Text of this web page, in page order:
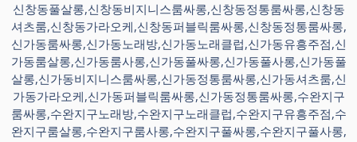
신창동풀살롱,신창동비지니스룸싸롱,신창동정통룸싸롱,신창동
셔츠룸,신창동가라오케,신창동퍼블릭룸싸롱,신창동정통룸싸롱,
신가동룸싸롱,신가동노래방,신가동노래클럽,신가동유흥주점,신
가동룸살롱,신가동룸사롱,신가동풀싸롱,신가동풀사롱,신가동풀
살롱,신가동비지니스룸싸롱,신가동정통룸싸롱,신가동셔츠룸,신
가동가라오케,신가동퍼블릭룸싸롱,신가동정통룸싸롱,수완지구
룸싸롱,수완지구노래방,수완지구노래클럽,수완지구유흥주점,수
완지구룸살롱,수완지구룸사롱,수완지구풀싸롱,수완지구풀사롱,